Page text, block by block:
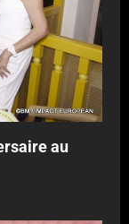
au